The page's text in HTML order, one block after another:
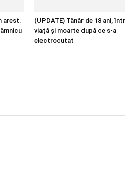
arest.
(UPDATE) Tânăr de 18 ani,
viață și moarte după ce s-a
electrocutat